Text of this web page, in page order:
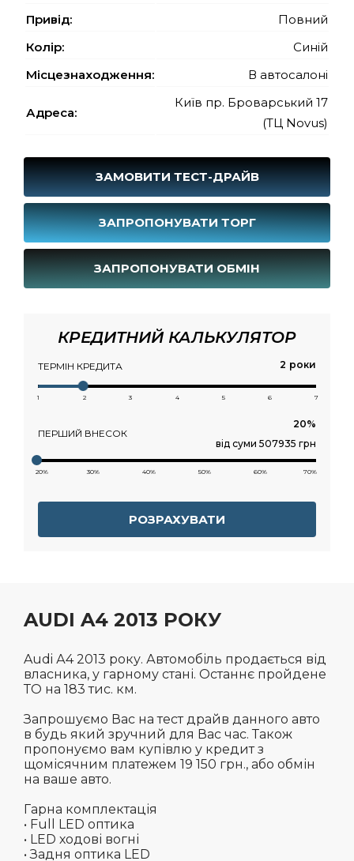
Привід:
Повний
Колір:
Синій
Місцезнаходження:
В автосалоні
Адреса:
Київ пр. Броварський 17
(ТЦ Novus)
ЗАМОВИТИ ТЕСТ-ДРАЙВ
ЗАПРОПОНУВАТИ ТОРГ
ЗАПРОПОНУВАТИ ОБМІН
КРЕДИТНИЙ КАЛЬКУЛЯТОР
ТЕРМІН КРЕДИТА роки
1 2 3 4 5 6 7
ПЕРШИЙ ВНЕСОК
від суми 507935 грн
20% 30% 40% 50% 60% 70%
РОЗРАХУВАТИ
AUDI A4 2013 РОКУ
Audi А4 2013 року. Автомобіль продається від
власника, у гарному стані. Останнє пройдене
ТО на 183 тис. км.
Запрошуємо Вас на тест драйв данного авто
в будь який зручний для Вас час. Також
пропонуємо вам купівлю у кредит з
щомісячним платежем 19 150 грн., або обмін
на ваше авто.
Гарна комплектація
• Full LED оптика
• LED ходові вогні
• Задня оптика LED